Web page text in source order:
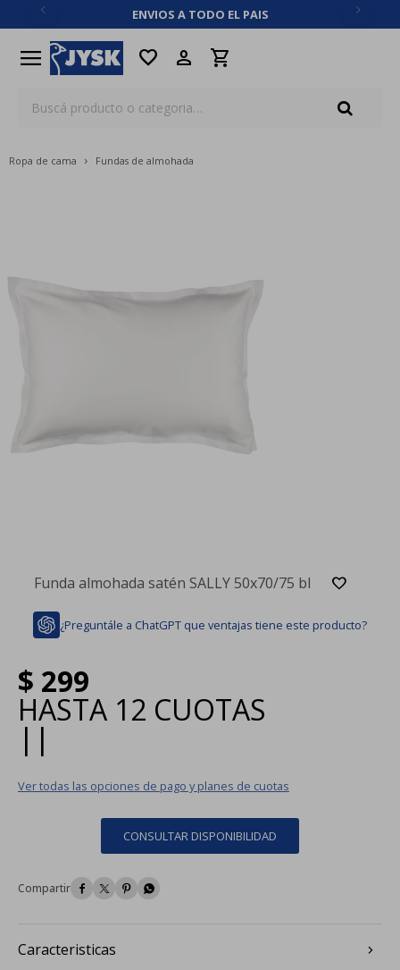
ENVIOS A TODO EL PAIS
menu favorite
Ropa de cama Fundas de almohada
Funda almohada satén SALLY 50x70/75 bl
¿Preguntále a ChatGPT que ventajas tiene este producto?
$ 299
HASTA 12 CUOTAS
| |
Ver todas las opciones de pago y planes de cuotas
CONSULTAR DISPONIBILIDAD
   
Caracteristicas
close